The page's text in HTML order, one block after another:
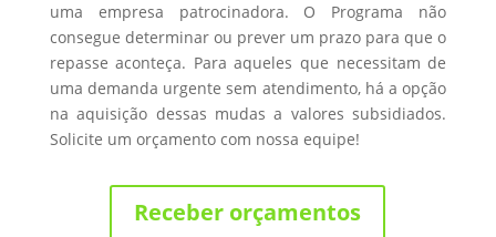
uma empresa patrocinadora. O Programa não
consegue determinar ou prever um prazo para que o
repasse aconteça. Para aqueles que necessitam de
uma demanda urgente sem atendimento, há a opção
na aquisição dessas mudas a valores subsidiados.
Solicite um orçamento com nossa equipe!
Receber orçamentos